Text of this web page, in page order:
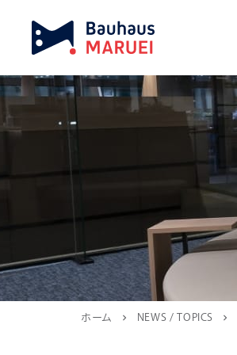
ホーム chevron_right NEWS / TOPICS chevron_right